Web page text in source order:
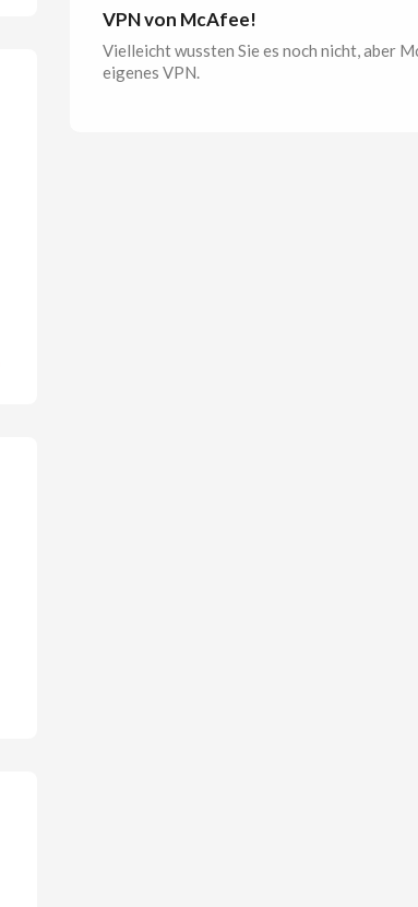
VPN von McAfee!
Vielleicht wussten Sie es noch nicht, aber
eigenes VPN.